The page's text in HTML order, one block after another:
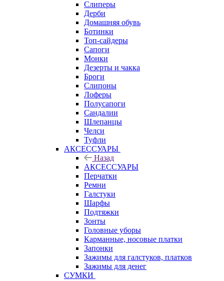
Слиперы
Дерби
Домашняя обувь
Ботинки
Топ-сайдеры
Сапоги
Монки
Дезерты и чакка
Броги
Слипоны
Лоферы
Полусапоги
Сандалии
Шлепанцы
Челси
Туфли
АКСЕССУАРЫ
Назад
АКСЕССУАРЫ
Перчатки
Ремни
Галстуки
Шарфы
Подтяжки
Зонты
Головные уборы
Карманные, носовые платки
Запонки
Зажимы для галстуков, платков
Зажимы для денег
СУМКИ